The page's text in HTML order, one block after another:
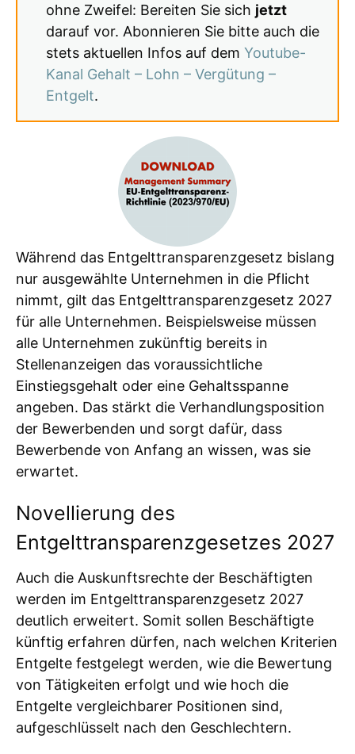
ohne Zweifel: Bereiten Sie sich jetzt
darauf vor. Abonnieren Sie bitte auch die
stets aktuellen Infos auf dem Youtube-
Kanal Gehalt – Lohn – Vergütung –
Entgelt.
Während das Entgelttransparenzgesetz bislang
nur ausgewählte Unternehmen in die Pflicht
nimmt, gilt das Entgelttransparenzgesetz 2027
für alle Unternehmen. Beispielsweise müssen
alle Unternehmen zukünftig bereits in
Stellenanzeigen das voraussichtliche
Einstiegsgehalt oder eine Gehaltsspanne
angeben. Das stärkt die Verhandlungsposition
der Bewerbenden und sorgt dafür, dass
Bewerbende von Anfang an wissen, was sie
erwartet.
Novellierung des
Entgelttransparenzgesetzes 2027
Auch die Auskunftsrechte der Beschäftigten
werden im Entgelttransparenzgesetz 2027
deutlich erweitert. Somit sollen Beschäftigte
künftig erfahren dürfen, nach welchen Kriterien
Entgelte festgelegt werden, wie die Bewertung
von Tätigkeiten erfolgt und wie hoch die
Entgelte vergleichbarer Positionen sind,
aufgeschlüsselt nach den Geschlechtern.